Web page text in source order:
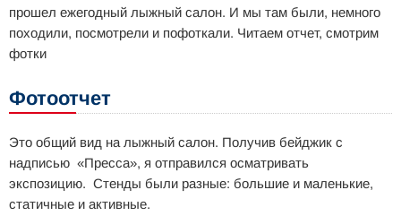
прошел ежегодный лыжный салон. И мы там были, немного
походили, посмотрели и пофоткали. Читаем отчет, смотрим
фотки
Фотоотчет
Это общий вид на лыжный салон. Получив бейджик с
надписью «Пресса», я отправился осматривать
экспозицию. Стенды были разные: большие и маленькие,
статичные и активные.